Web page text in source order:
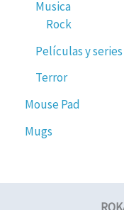
Musica
Rock
Películas y series
Terror
Mouse Pad
Mugs